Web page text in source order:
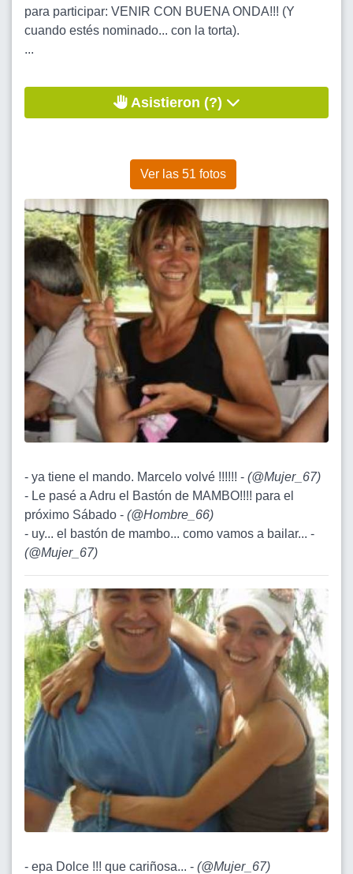
para participar: VENIR CON BUENA ONDA!!! (Y
cuando estés nominado... con la torta).
...
Asistieron (?)
Ver las 51 fotos
- ya tiene el mando. Marcelo volvé !!!!!! - (@Mujer_67)
- Le pasé a Adru el Bastón de MAMBO!!!! para el
próximo Sábado - (@Hombre_66)
- uy... el bastón de mambo... como vamos a bailar... -
(@Mujer_67)
- epa Dolce !!! que cariñosa... - (@Mujer_67)